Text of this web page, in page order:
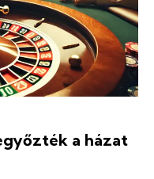
a házat